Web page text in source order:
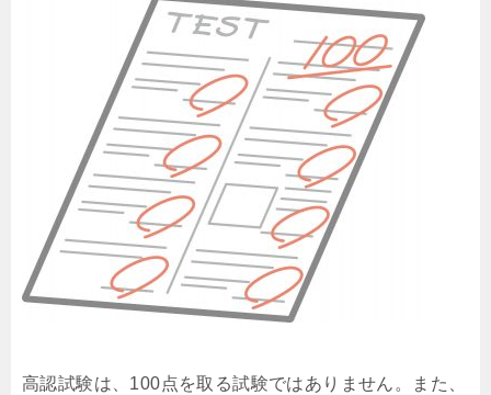
高認試験は、100点を取る試験ではありません。また、